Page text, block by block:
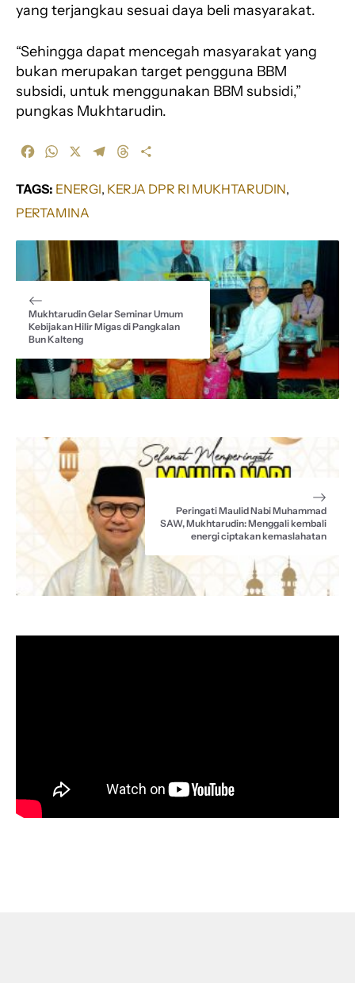
yang terjangkau sesuai daya beli masyarakat.
“Sehingga dapat mencegah masyarakat yang
bukan merupakan target pengguna BBM
subsidi, untuk menggunakan BBM subsidi,”
pungkas Mukhtarudin.
c
b
o
o
k
W
a
s
A
p
l
r
m
r
d
s
a
TAGS: ENERGI, KERJA DPR RI MUKHTARUDIN
PERTAMINA
Mukhtarudin Gelar Seminar Umum
Kebijakan Hilir Migas di Pangkalan
Bun Kalteng
Peringati Maulid Nabi Muhammad
SAW, Mukhtarudin: Menggali kembali
energi ciptakan kemaslahatan